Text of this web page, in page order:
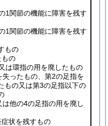
関節の機能に障害を残す
関節の機能に障害を残す
もの
の
は環指の用を廃したもの
ったもの、第2の足指を
もの又は第3の足指以下の
他の4の足指の用を廃し
状を残すもの